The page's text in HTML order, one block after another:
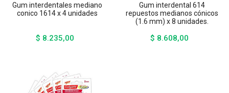
Gum interdentales mediano
conico 1614 x 4 unidades
$ 8.235,00
Gum interdental 614
repuestos medianos cónicos
(1.6 mm) x 8 unidades.
$ 8.608,00